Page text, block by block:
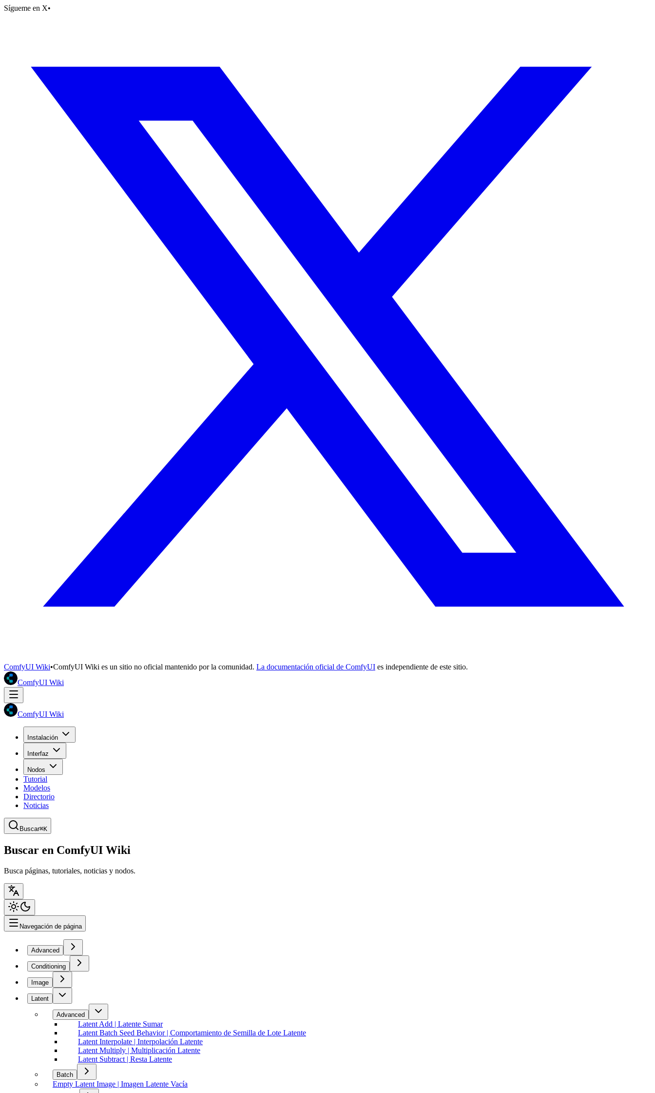
Sígueme en X•
ComfyUI Wiki•ComfyUI Wiki es un sitio no oficial mantenido por la comunidad. La documentación oficial de ComfyUI es independiente de este sitio.
ComfyUI Wiki
ComfyUI Wiki
Instalación
Interfaz
Nodos
Tutorial
Modelos
Directorio
Noticias
Buscar⌘K
Buscar en ComfyUI Wiki
Busca páginas, tutoriales, noticias y nodos.
Navegación de página
Advanced
Conditioning
Image
Latent
Advanced
Latent Add | Latente Sumar
Latent Batch Seed Behavior | Comportamiento de Semilla de Lote Latente
Latent Interpolate | Interpolación Latente
Latent Multiply | Multiplicación Latente
Latent Subtract | Resta Latente
Batch
Empty Latent Image | Imagen Latente Vacía